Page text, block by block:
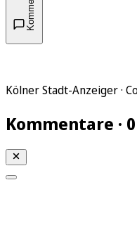
Kölner Stadt-Anzeiger ·
Kommentare · 0